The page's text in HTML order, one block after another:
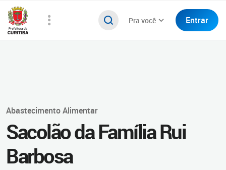
Pra você Entrar
Abastecimento Alimentar
Sacolão da Família Rui
Barbosa